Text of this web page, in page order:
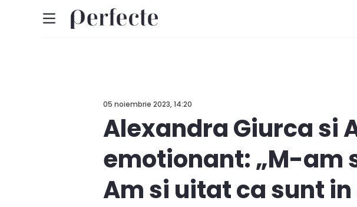
05 noiembrie 2023, 14:20
Alexandra Giurca si
emotionant: „M-am
Am si uitat ca sunt